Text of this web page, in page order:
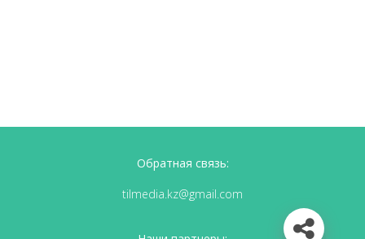
Обратная связь:
tilmedia.kz@gmail.com